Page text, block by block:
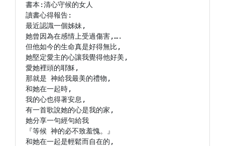
書本:清心守候的女人
讀書心得報告:
最近認識一個姊妹,
她曾因為在感情上受過傷害,….
但他如今的生命真是好得無比,
她堅定愛主的心讓我覺得他好美,
愛她裡頭的耶穌,
那就是 神給我最美的禮物,
和她在一起時,
我的心也得著安息,
有一首歌說她的心是我的家,
她分享一句經句給我
『等候 神的必不致羞愧。』
和她在一起是輕鬆而自在的,